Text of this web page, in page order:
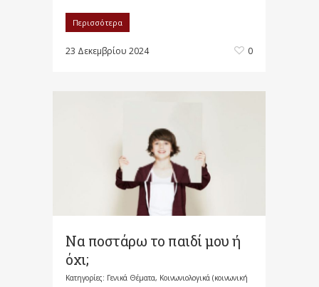
Περισσότερα
23 Δεκεμβρίου 2024 0
Να ποστάρω το παιδί μου ή
όχι;
Κατηγορίες: Γενικά Θέματα, Κοινωνιολογικά (κοινωνική